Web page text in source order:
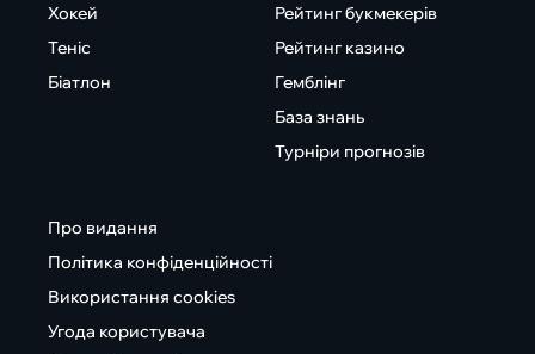
Хокей
Теніс
Біатлон
Рейтинг букмекерів
Рейтинг казино
Гемблінг
База знань
Турніри прогнозів
Про видання
Політика конфіденційності
Використання cookies
Угода користувача